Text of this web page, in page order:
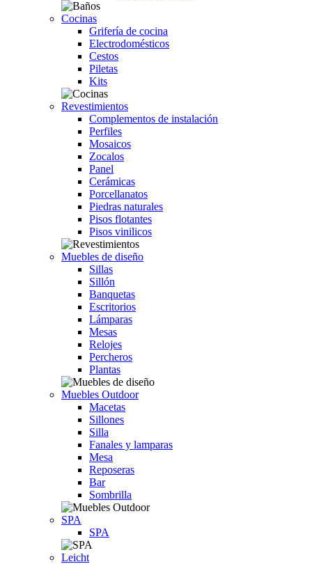
Cocinas
Grifería de cocina
Electrodomésticos
Cestos
Piletas
Kits
Revestimientos
Complementos de instalación
Perfiles
Mosaicos
Zocalos
Panel
Cerámicas
Porcellanatos
Piedras naturales
Pisos flotantes
Pisos vinilicos
Muebles de diseño
Sillas
Sillón
Banquetas
Escritorios
Lámparas
Mesas
Relojes
Percheros
Plantas
Muebles Outdoor
Macetas
Sillones
Silla
Fanales y lamparas
Mesa
Reposeras
Bar
Sombrilla
SPA
SPA
Leicht